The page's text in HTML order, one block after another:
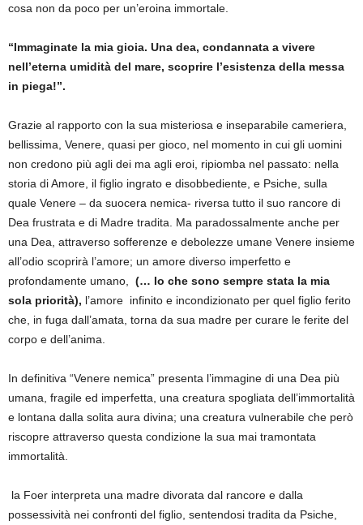
cosa non da poco per un’eroina immortale.
“Immaginate la mia gioia. Una dea, condannata a vivere
nell’eterna umidità del mare, scoprire l’esistenza della messa
in piega!”.
Grazie al rapporto con la sua misteriosa e inseparabile cameriera,
bellissima, Venere, quasi per gioco, nel momento in cui gli uomini
non credono più agli dei ma agli eroi, ripiomba nel passato: nella
storia di Amore, il figlio ingrato e disobbediente, e Psiche, sulla
quale Venere – da suocera nemica- riversa tutto il suo rancore di
Dea frustrata e di Madre tradita. Ma paradossalmente anche per
una Dea, attraverso sofferenze e debolezze umane Venere insieme
all’odio scoprirà l’amore; un amore diverso imperfetto e
profondamente umano, (… Io che sono sempre stata la mia
sola priorità), l’amore infinito e incondizionato per quel figlio ferito
che, in fuga dall’amata, torna da sua madre per curare le ferite del
corpo e dell’anima.
In definitiva “Venere nemica” presenta l’immagine di una Dea più
umana, fragile ed imperfetta, una creatura spogliata dell’immortalità
e lontana dalla solita aura divina; una creatura vulnerabile che però
riscopre attraverso questa condizione la sua mai tramontata
immortalità.
la Foer interpreta una madre divorata dal rancore e dalla
possessività nei confronti del figlio, sentendosi tradita da Psiche,